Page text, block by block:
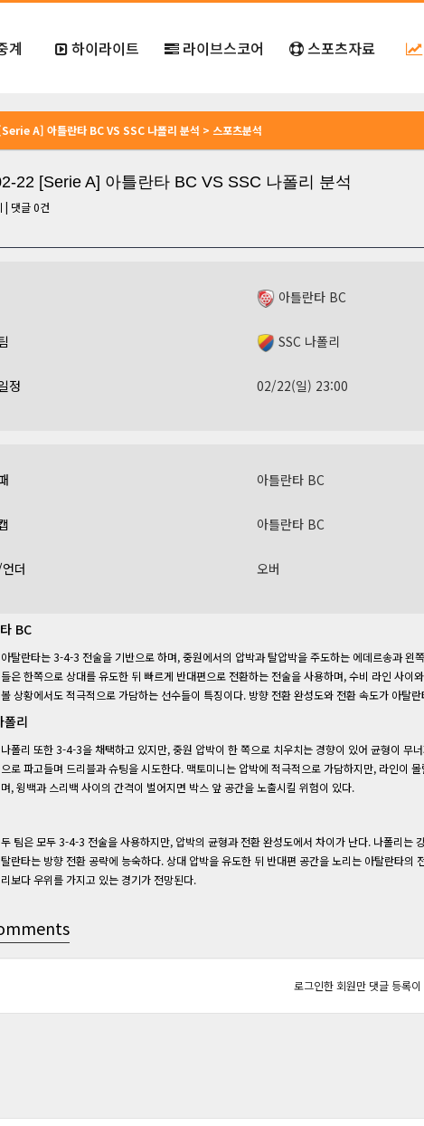
계 하이라이트 라이브스코어 스포츠자료
A] 아틀란타 BC VS SSC 나폴리 분석 > 스포츠분석
22 [Serie A] 아틀란타 BC VS SSC 나폴리 분석
| 댓글0건
아틀란타 BC
SSC 나폴리
정 02/22(일) 23:00
아틀란타 BC
아틀란타 BC
더 오버
BC
아탈란타는 3-4-3 전술을 기반으로 하며, 중원에서의 압박과 탈압박을 주도하는 에데르송과
들은 한쪽으로 상대를 유도한 뒤 빠르게 반대편으로 전환하는 전술을 사용하며, 수비 라인 사
볼 상황에서도 적극적으로 가담하는 선수들이 특징이다. 방향 전환 완성도와 전환 속도가 아탈
폴리
나폴리 또한 3-4-3을 채택하고 있지만, 중원 압박이 한 쪽으로 치우치는 경향이 있어 균형이 무
으로 파고들며 드리블과 슈팅을 시도한다. 맥토미니는 압박에 적극적으로 가담하지만, 라인이
며, 윙백과 스리백 사이의 간격이 벌어지면 박스 앞 공간을 노출시킬 위험이 있다.
두 팀은 모두 3-4-3 전술을 사용하지만, 압박의 균형과 전환 완성도에서 차이가 난다. 나폴리는
탈란타는 방향 전환 공략에 능숙하다. 상대 압박을 유도한 뒤 반대편 공간을 노리는 아탈란타
리보다 우위를 가지고 있는 경기가 전망된다.
로그인한 회원만 댓글 등록